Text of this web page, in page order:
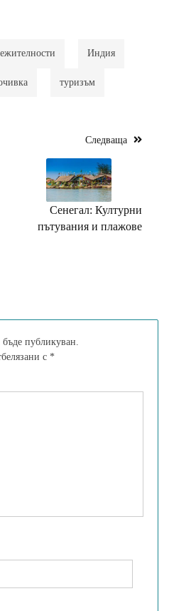
Индия
туризъм
Следваща
Сенегал: Културни
пътувания и плажове
публикуван.
с *